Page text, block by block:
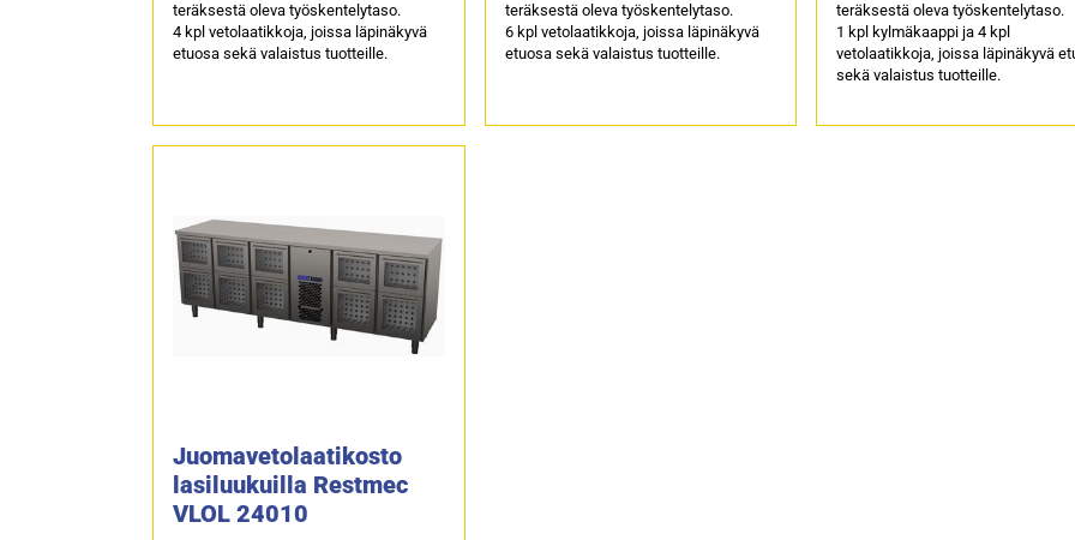
teräksestä oleva työskentelytaso.
4 kpl vetolaatikkoja, joissa läpinäkyvä
etuosa sekä valaistus tuotteille.
teräksestä oleva työskentelytaso.
6 kpl vetolaatikkoja, joissa läpinäkyvä
etuosa sekä valaistus tuotteille.
teräksestä oleva työskentelytaso.
1 kpl kylmäkaappi ja 4 kpl
vetolaatikkoja, joissa läpinäkyvä
sekä valaistus tuotteille.
Juomavetolaatikosto
lasiluukuilla Restmec
VLOL 24010